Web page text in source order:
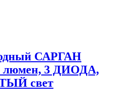
САРГАН
3 ДИОДА,
свет